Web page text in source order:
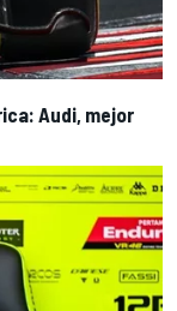
Audi, mejor